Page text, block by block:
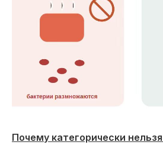
Почему категорически